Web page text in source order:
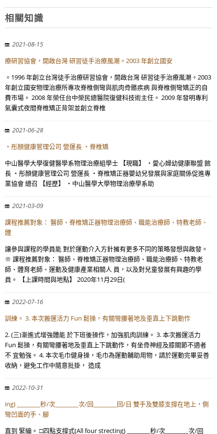
相關知識
2021-08-15
療研習協會，開啟台灣 研習徒手治療風潮。2003 年創立國安
。1996 年創立台灣徒手治療研習協會，開啟台灣 研習徒手治療風潮。2003
年創立國安物理治療所專攻脊椎側彎與肌肉骨骼疾病 與脊椎側彎矯正的自
費市場。 2008 年榮任台中榮民總醫院復健科技術主任。 2009 年發明專利
氣囊式夜間脊椎矯正背架並創立脊椎
2021-06-28
・彤顏健康管理公司 營運長 ・脊椎矯
中山醫學大學復健醫學系物理治療組學士 【現職】 ・愛心婦幼健康聯盟 館
長 ・彤顏健康管理公司 營運長 ・脊椎矯正器嬰幼兒發展與家庭關係促進專
業協會 總召 【經歷】 ・中山醫學大學物理治療學系助
2021-03-09
課程推薦對象： 醫師、脊椎矯正器物理治療師、職能治療師、特教老師、
體
讓參與課程的學員能 對於運動介入方針擁有更多不同的策略發想與啟發。
※ 課程推薦對象： 醫師、脊椎矯正器物理治療師、職能治療師、特教老
師、體育老師、運動及健康產業相關人 員，以及對兒童發展有興趣的學
員。 【上課時間與地點】 2020年11月29日(
2022-07-16
訓練。 3. 本次搬運活力 Fun 鬆操，有關彎腰著地及垂直上下跳動作
2. (三)漸進式增強體能 於下班後操作，加強肌肉訓練。 3. 本次搬運活力
Fun 鬆操，有關彎腰著地及垂直上下跳動作，有坐骨神經及膝關節不適者
不 宜勉強。 4. 本次毛巾健身操，毛巾為運動輔助用物，請於運動完畢妥善
收納，避免工作中隨意批掛， 造成
2022-10-31
ing) ________秒/次________次/回________回/日 雙手及雙膝支撐在地上，側
彎凹面的手、腳
直到 緊繃。 □四點支撐式(All four strecting) ________秒/次________次/回